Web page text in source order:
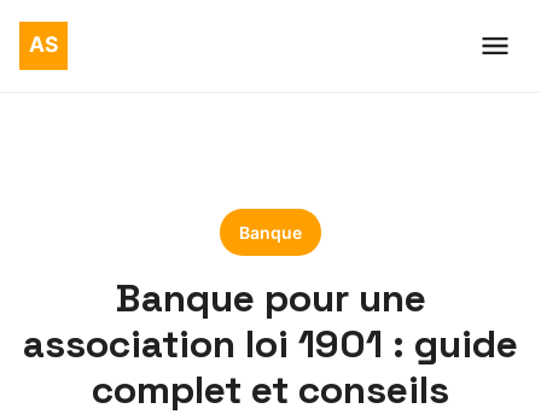
Banque
Banque pour une
association loi 1901 : guide
complet et conseils